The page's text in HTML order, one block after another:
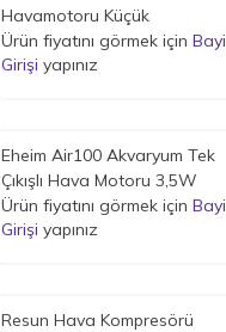
Havamotoru Küçük
Ürün fiyatını görmek için Bayi
Girişi yapınız
Eheim Air100 Akvaryum Tek
Çıkışlı Hava Motoru 3,5W
Ürün fiyatını görmek için Bayi
Girişi yapınız
Resun Hava Kompresörü